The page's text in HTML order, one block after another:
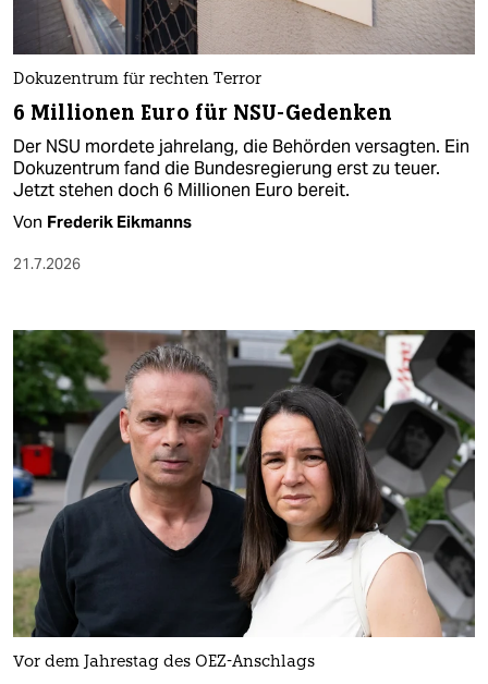
Dokuzentrum für rechten Terror
6 Millionen Euro für NSU-Gedenken
Der NSU mordete jahrelang, die Behörden versagten. Ein
Dokuzentrum fand die Bundesregierung erst zu teuer.
Jetzt stehen doch 6 Millionen Euro bereit.
Von Frederik Eikmanns
21.7.2026
Vor dem Jahrestag des OEZ-Anschlags